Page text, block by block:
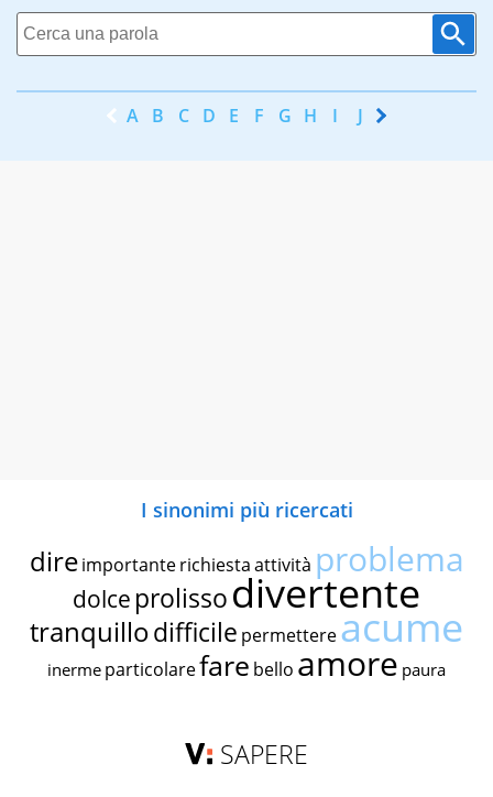
A B C D E F G H I J K
I sinonimi più ricercati
dire importante richiestaattività problema
dolce prolissodivertente
tranquillodifficile permettereacume
inerme particolarefare bello amore paura
SAPERE